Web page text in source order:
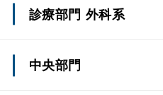
心臓・血管内科/循環器内科
診療部門 外科系
上部消化管外科(一般外科)
中央部門